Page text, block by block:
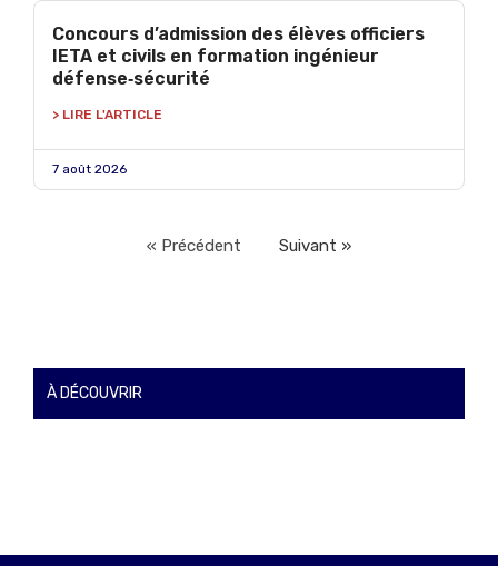
Concours d’admission des élèves officiers
IETA et civils en formation ingénieur
défense‑sécurité
> LIRE L'ARTICLE
7 août 2026
« Précédent Suivant »
À DÉCOUVRIR